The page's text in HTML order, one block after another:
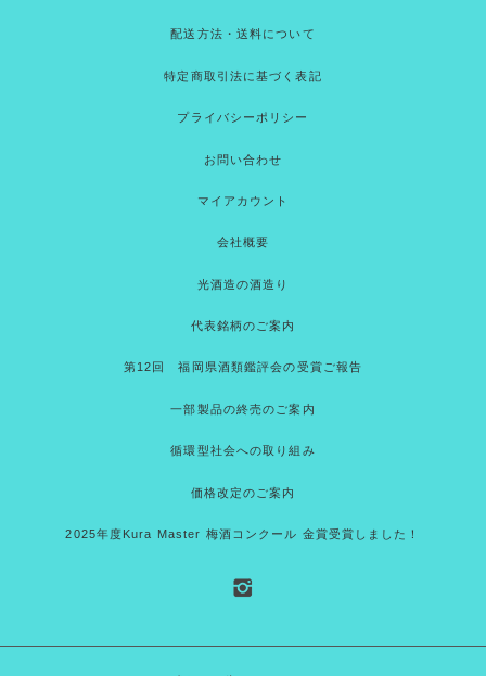
配送方法・送料について
特定商取引法に基づく表記
プライバシーポリシー
お問い合わせ
マイアカウント
会社概要
光酒造の酒造り
代表銘柄のご案内
第12回 福岡県酒類鑑評会の受賞ご報告
一部製品の終売のご案内
循環型社会への取り組み
価格改定のご案内
2025年度Kura Master 梅酒コンクール 金賞受賞しました！